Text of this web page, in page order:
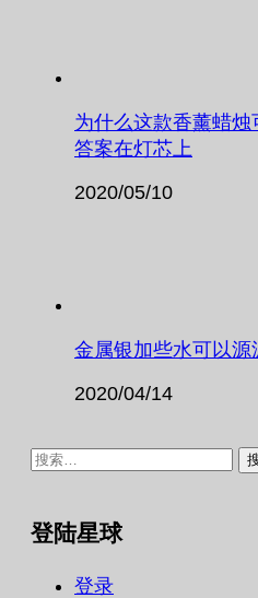
为什么这款香薰蜡烛
答案在灯芯上
2020/05/10
金属银加些水可以
2020/04/14
搜
登陆星球
登录